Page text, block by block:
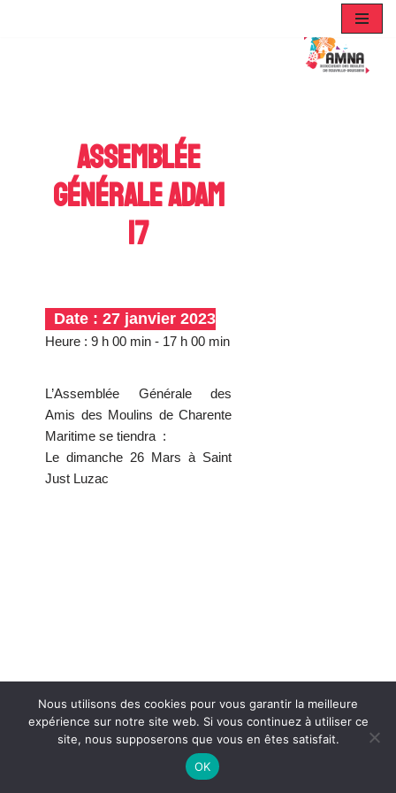
Assemblée
Générale ADAM
17
Date :27 janvier 2023
Heure :9 h 00 min - 17 h 00 min
L’Assemblée Générale des
Amis des Moulins de Charente
Maritime se tiendra :
Le dimanche 26 Mars à Saint
Just Luzac
© Association des Moulins de Nouvelle-Aquitaine |Mentions légales
| Vitaminé par
#V2
Nous utilisons des cookies pour vous garantir la meilleure
expérience sur notre site web. Si vous continuez à utiliser ce
site, nous supposerons que vous en êtes satisfait.
OK